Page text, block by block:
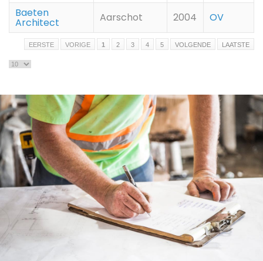
Baeten
Architect Aarschot 2004 OV
EERSTE VORIGE 1 2 3 4 5 VOLGENDE LAATSTE